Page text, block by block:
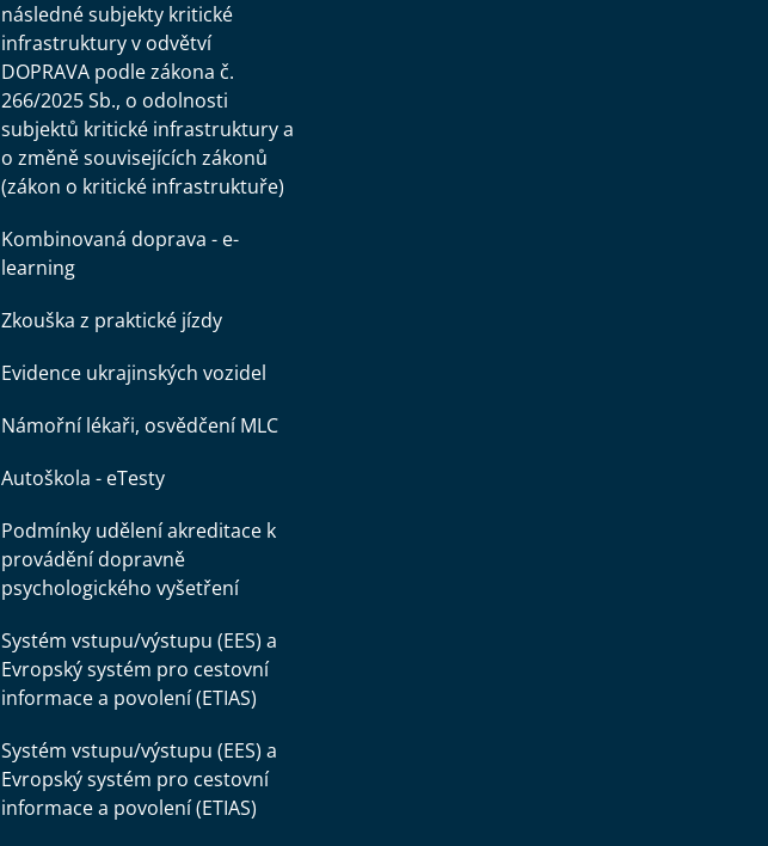
následné subjekty kritické
infrastruktury v odvětví
DOPRAVA podle zákona č.
266/2025 Sb., o odolnosti
subjektů kritické infrastruktury a
o změně souvisejících zákonů
(zákon o kritické infrastruktuře)
Kombinovaná doprava - e-
learning
Zkouška z praktické jízdy
Evidence ukrajinských vozidel
Námořní lékaři, osvědčení MLC
Autoškola - eTesty
Podmínky udělení akreditace k
provádění dopravně
psychologického vyšetření
Systém vstupu/výstupu (EES) a
Evropský systém pro cestovní
informace a povolení (ETIAS)
Systém vstupu/výstupu (EES) a
Evropský systém pro cestovní
informace a povolení (ETIAS)